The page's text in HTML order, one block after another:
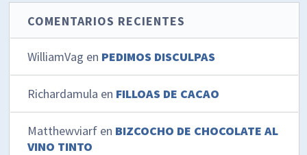
COMENTARIOS RECIENTES
WilliamVag en PEDIMOS DISCULPAS
Richardamula en FILLOAS DE CACAO
Matthewviarf en BIZCOCHO DE CHOCOLATE AL
VINO TINTO